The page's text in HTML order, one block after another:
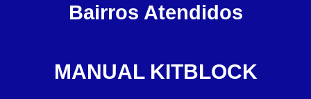
Bairros Atendidos
MANUAL KITBLOCK